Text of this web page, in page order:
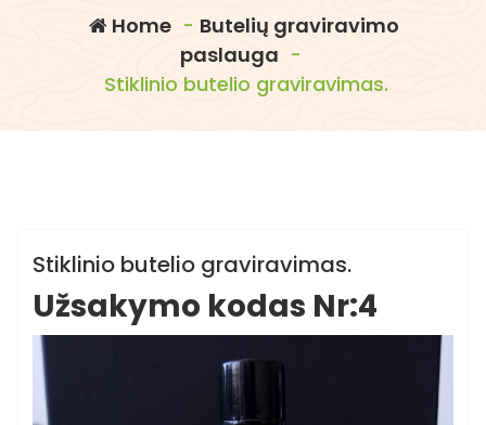
Home - Butelių graviravimo
paslauga -
Stiklinio butelio graviravimas.
Butelių graviravimo paslauga
Stiklinio butelio graviravimas.
Užsakymo kodas Nr:4